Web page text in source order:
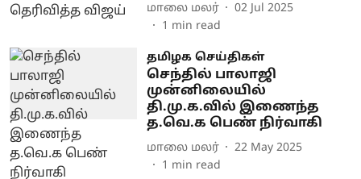
மாலை மலர்
02 Jul 2025
1 min read
தமிழக செய்திகள்
செந்தில் பாலாஜி
முன்னிலையில்
தி.மு.க.வில் இணைந்த
த.வெ.க பெண் நிர்வாகி
மாலை மலர்
22 May 2025
1 min read